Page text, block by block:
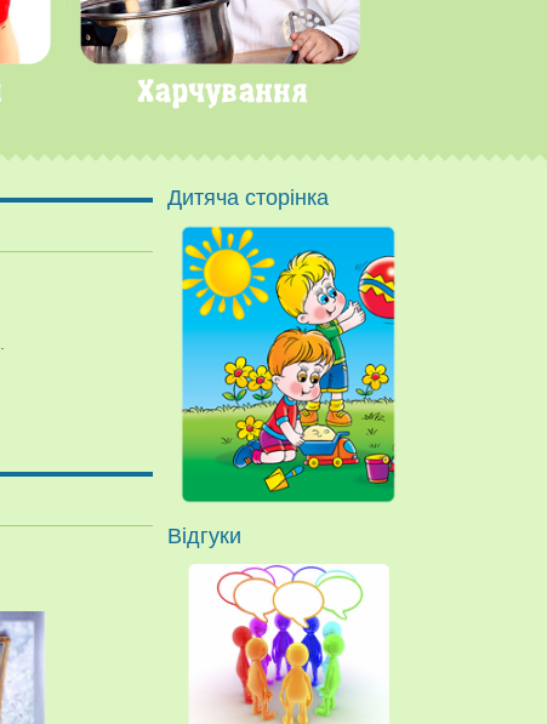
Дитяча сторінка
Відгуки